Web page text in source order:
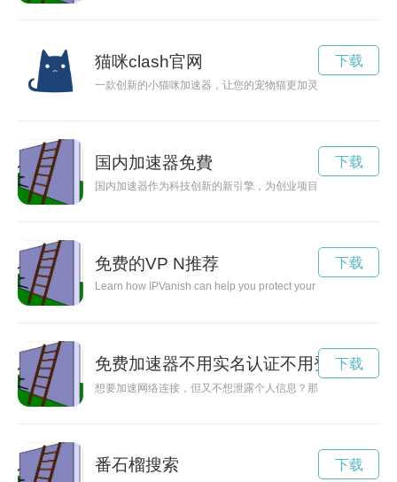
猫咪clash官网
一款创新的小猫咪加速器，让您的宠物猫更加灵活和活泼。
下载
国内加速器免費
国内加速器作为科技创新的新引擎，为创业项目提供了良好的
下载
免费的VP N推荐
Learn how IPVanish can help you protect your online privacy
下载
免费加速器不用实名认证不用登录
想要加速网络连接，但又不想泄露个人信息？那就来体验一款
下载
番石榴搜索 下载